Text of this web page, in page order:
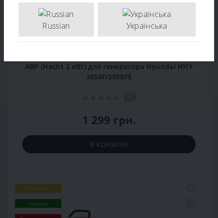
АВР (Hecht 2 кВт) для генератора Hyundai HHY
3050F/3050FE
1 299 грн.
В КОРЗИНУ
Популярный
Новинка
Russian Українська